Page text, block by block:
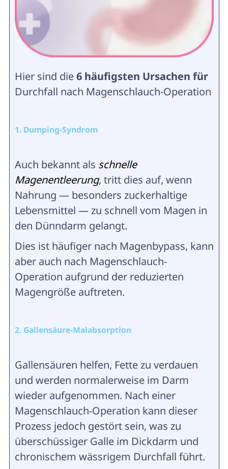
Hier sind die6 häufigsten Ursachen für
Durchfall nach Magenschlauch-Operation
1. Dumping-Syndrom
Auch bekannt als schnelle
Magenentleerung, tritt dies auf, wenn
Nahrung — besonders zuckerhaltige
Lebensmittel — zu schnell vom Magen in
den Dünndarm gelangt.
Dies ist häufiger nach Magenbypass, kann
aber auch nach Magenschlauch-
Operation aufgrund der reduzierten
Magengröße auftreten.
2. Gallensäure-Malabsorption
Gallensäuren helfen, Fette zu verdauen
und werden normalerweise im Darm
wieder aufgenommen. Nach einer
Magenschlauch-Operation kann dieser
Prozess jedoch gestört sein, was zu
überschüssiger Galle im Dickdarm und
chronischem wässrigem Durchfall führt.